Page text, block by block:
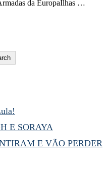
da EuropaIlhas …
E SORAYA
E VÃO PERDER